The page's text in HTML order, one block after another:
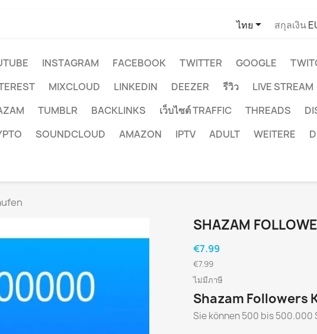
ไทย สกุลเงิน
INSTAGRAM FACEBOOK TWITTER GOOGLE
MIXCLOUD LINKEDIN DEEZER รีวิว LIVE STREAM
TUMBLR BACKLINKS เว็บไซต์ TRAFFIC THREADS
SOUNDCLOUD AMAZON IPTV ADULT WEITERE
SHAZAM
€7.99
€7.99
ไม่มีภาษี
Shazam Followers
Sie können 500 bis 500.000